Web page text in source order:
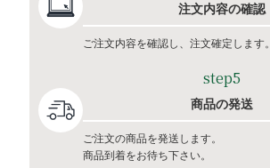
注文内容の確認
ご注文内容を確認し、注文確定します。
step5
商品の発送
ご注文の商品を発送します。
商品到着をお待ち下さい。